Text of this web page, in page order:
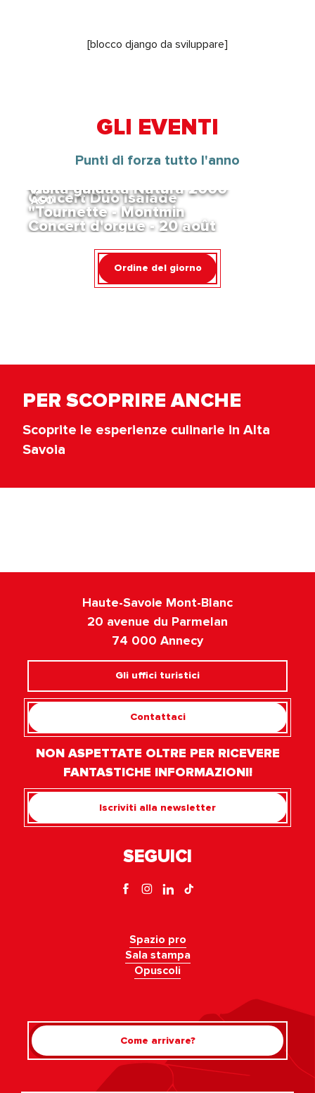
[blocco django da sviluppare]
GLI EVENTI
Punti di forza tutto l'anno
Pot d'accueil été au Col de
Concert Duo Isaïade
Visita guidata Natura 2000
"Tournette - Montmin
20
AGO
Concert d'orgue - 20 août
Ordine del giorno
PER SCOPRIRE ANCHE
Scoprite le esperienze culinarie in Alta
Savoia
Haute-Savoie Mont-Blanc
20 avenue du Parmelan
74 000 Annecy
Gli uffici turistici
Contattaci
NON ASPETTATE OLTRE PER RICEVERE
FANTASTICHE INFORMAZIONI!
Iscriviti alla newsletter
SEGUICI
Spazio pro
Sala stampa
Opuscoli
Come arrivare?